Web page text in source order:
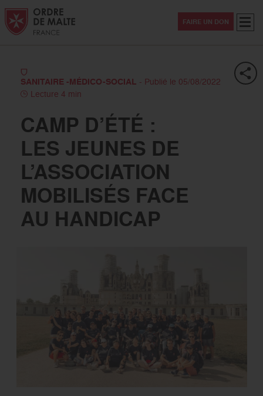
Aller au contenu
Aller à la recherche
Aller au menu
FAIRE UN DON
SANITAIRE -MÉDICO-SOCIAL - Publié le 05/08/2022
Lecture 4 min
CAMP D’ÉTÉ :
LES JEUNES DE
L’ASSOCIATION
MOBILISÉS FACE
AU HANDICAP